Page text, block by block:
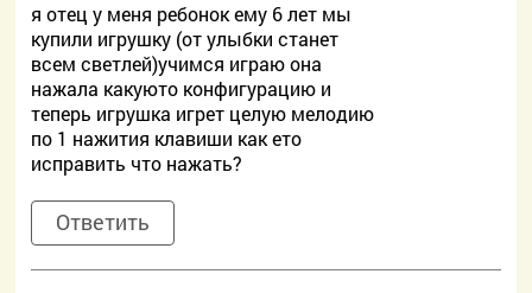
я отец у меня ребонок ему 6 лет мы
купили игрушку (от улыбки станет
всем светлей)учимся играю она
нажала какуюто конфигурацию и
теперь игрушка игрет целую мелодию
по 1 нажития клавиши как ето
исправить что нажать?
Ответить